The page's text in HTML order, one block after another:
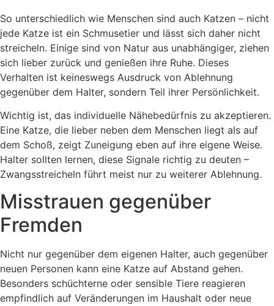
So unterschiedlich wie Menschen sind auch Katzen – nicht
jede Katze ist ein Schmusetier und lässt sich daher nicht
streicheln. Einige sind von Natur aus unabhängiger, ziehen
sich lieber zurück und genießen ihre Ruhe. Dieses
Verhalten ist keineswegs Ausdruck von Ablehnung
gegenüber dem Halter, sondern Teil ihrer Persönlichkeit.
Wichtig ist, das individuelle Nähebedürfnis zu akzeptieren.
Eine Katze, die lieber neben dem Menschen liegt als auf
dem Schoß, zeigt Zuneigung eben auf ihre eigene Weise.
Halter sollten lernen, diese Signale richtig zu deuten –
Zwangsstreicheln führt meist nur zu weiterer Ablehnung.
Misstrauen gegenüber
Fremden
Nicht nur gegenüber dem eigenen Halter, auch gegenüber
neuen Personen kann eine Katze auf Abstand gehen.
Besonders schüchterne oder sensible Tiere reagieren
empfindlich auf Veränderungen im Haushalt oder neue